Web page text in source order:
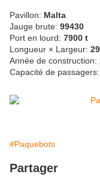
Pavillon: Malta
Jauge brute: 99430
Port en lourd: 7900 t
Longueur × Largeur:
Année de construction:
Capacité de passagers:
#Paquebots
Partager